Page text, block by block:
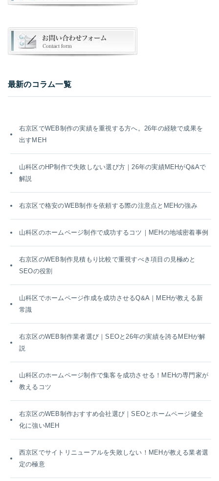
最新のコラム一覧
右京区でWEB制作の実績を重視する方へ。26年の経験で成果を
出すMEH
山科区のHP制作で失敗しない選び方｜26年の実績MEHがQ&Aで
解説
右京区で格安のWEB制作を依頼する際の注意点とMEHの強み
山科区のホームページ制作で成功するコツ｜MEHの地域密着事例
右京区のWEB制作見積もり比較で重視すべき項目の見極めと
SEOの役割
山科区でホームページ作成を成功させるQ&A｜MEHが教える新
常識
右京区のWEB制作業者選び｜SEOと26年の実績を誇るMEHが解
説
山科区のホームページ制作で集客を成功させる！MEHの専門家が
教えるコツ
右京区のWEB制作おすすめ会社選び｜SEOとホームページ健全
化に強いMEH
西京区でサイトリニューアルを失敗しない！MEHが教える業者選
定の極意